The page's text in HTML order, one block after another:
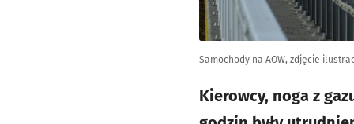
Samochody na AOW, zdjęcie
Kierowcy, noga z